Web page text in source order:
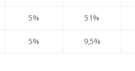
5% 51%
5% 9,5%